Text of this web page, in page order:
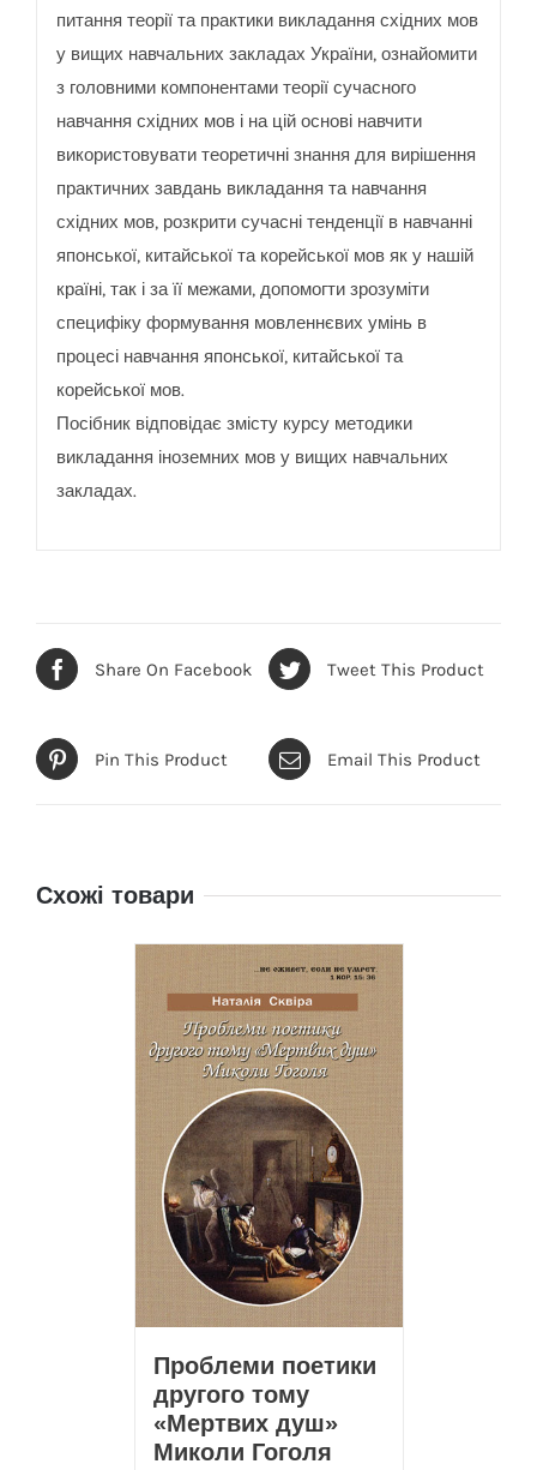
питання теорії та практики викладання східних мов
у вищих навчальних закладах України, ознайомити
з головними компонентами теорії сучасного
навчання східних мов і на цій основі навчити
використовувати теоретичні знання для вирішення
практичних завдань викладання та навчання
східних мов, розкрити сучасні тенденції в навчанні
японської, китайської та корейської мов як у нашій
країні, так і за її межами, допомогти зрозуміти
специфіку формування мовленнєвих умінь в
процесі навчання японської, китайської та
корейської мов.
Посібник відповідає змісту курсу методики
викладання іноземних мов у вищих навчальних
закладах.
Share On Facebook Tweet This Product
Pin This Product Email This Product
Схожі товари
Проблеми поетики
другого тому
«Мертвих душ»
Миколи Гоголя